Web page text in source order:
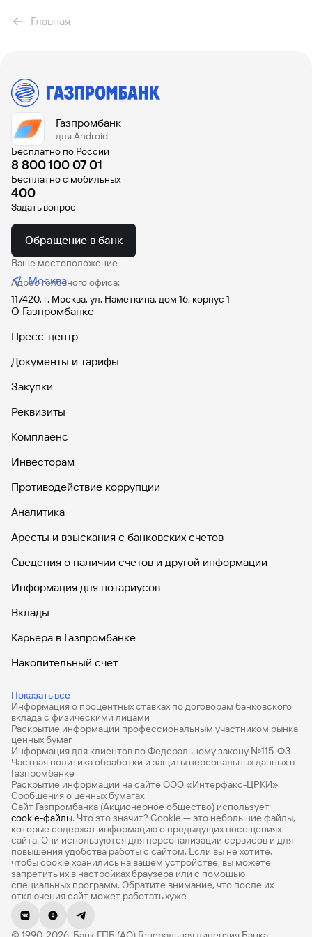
отделении).
На 20 лет
На 30 лет
Без страховки
На 10 лет
Все предложения
Главная
Газпромбанк
для Android
Бесплатно по России
8 800 100 07 01
Бесплатно с мобильных
400
Задать вопрос
Обращение в банк
Ваше местоположение
Москва
Адрес головного офиса:
117420, г. Москва, ул. Наметкина, дом 16, корпус 1
О Газпромбанке
Пресс-центр
Документы и тарифы
Закупки
Реквизиты
Комплаенс
Инвесторам
Противодействие коррупции
Аналитика
Аресты и взыскания с банковских счетов
Сведения о наличии счетов и другой информации
Информация для нотариусов
Вклады
Карьера в Газпромбанке
Накопительный счет
Показать все
Дебетовые карты с бесплатным обслуживанием
Все накопительные счета
Банковские вклады на 3 месяца
Вклады с высоким процентом
Калькулятор вкладов
Виртуальные карты
Премиум
Private
РКО
Информация о процентных ставках по договорам банковского
вклада с физическими лицами
Раскрытие информации профессиональным участником рынка
ценных бумаг
Информация для клиентов по Федеральному закону №115-ФЗ
Частная политика обработки и защиты персональных данных в
Газпромбанке
Раскрытие информации на сайте ООО «Интерфакс-ЦРКИ»
Сообщения о ценных бумагах
Сайт Газпромбанка (Акционерное общество) использует
cookie-файлы. Что это значит? Сookie — это небольшие файлы,
которые содержат информацию о предыдущих посещениях
сайта. Они используются для персонализации сервисов и для
повышения удобства работы с сайтом. Если вы не хотите,
чтобы сookie хранились на вашем устройстве, вы можете
запретить их в настройках браузера или с помощью
специальных программ. Обратите внимание, что после их
отключения сайт может работать хуже